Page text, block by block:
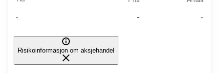
- - -
Risikoinformasjon om aksjehandel